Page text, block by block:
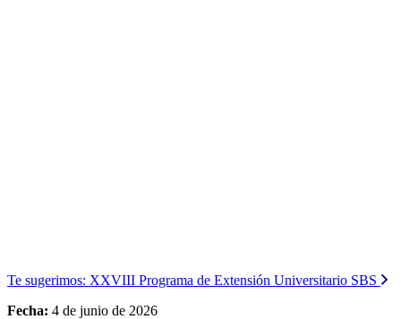
Te sugerimos: XXVIII Programa de Extensión Universitario SBS
Fecha: 4 de junio de 2026